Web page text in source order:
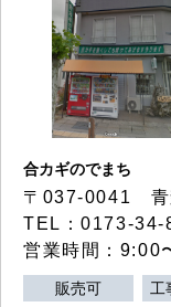
合カギのでまち
〒037-0041 青
TEL：0173-34-
営業時間：9:00
販売可 工